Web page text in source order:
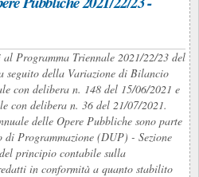
Programma Triennale 2021/22/23 del
seguito della Variazione di Bilancio
con delibera n. 148 del 15/06/2021 e
con delibera n. 36 del 21/07/2021.
delle Opere Pubbliche sono parte
Programmazione (DUP) - Sezione
principio contabile sulla
in conformità a quanto stabilito